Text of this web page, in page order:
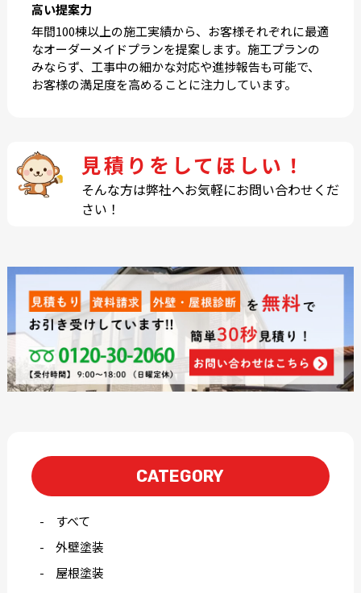
高い提案力
年間100棟以上の施工実績から、お客様それぞれに最適
なオーダーメイドプランを提案します。施工プランの
みならず、工事中の細かな対応や進捗報告も可能で、
お客様の満足度を高めることに注力しています。
見積りをしてほしい！
そんな方は弊社へお気軽にお問い合わせくだ
さい！
CATEGORY
すべて
外壁塗装
屋根塗装